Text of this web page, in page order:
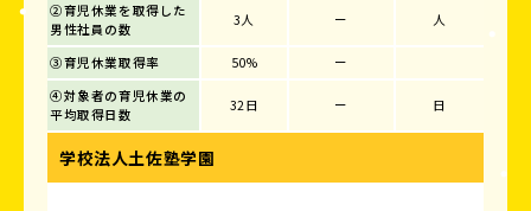
②育児休業を取得した
男性社員の数
3人 ー 人
③育児休業取得率 50%
ー
④対象者の育児休業の
平均取得日数
32日 ー 日
学校法人土佐塾学園